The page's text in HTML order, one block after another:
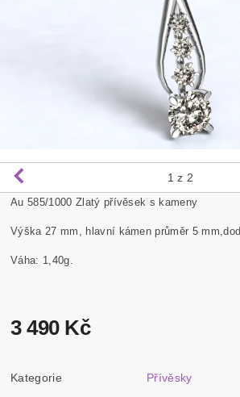
1 z 2
Au 585/1000 Zlatý přívěsek s kameny
Výška 27 mm, hlavní kámen průměr 5
Váha: 1,40g.
3 490 Kč
Kategorie Přívěsky